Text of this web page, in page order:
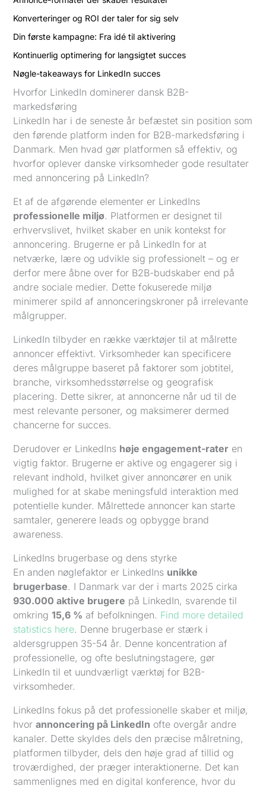
Konverteringer og ROI der taler for sig selv
Din første kampagne: Fra idé til aktivering
Kontinuerlig optimering for langsigtet succes
Nøgle-takeaways for LinkedIn succes
Hvorfor LinkedIn dominerer dansk B2B-
markedsføring
LinkedIn har i de seneste år befæstet sin position som
den førende platform inden for B2B-markedsføring i
Danmark. Men hvad gør platformen så effektiv, og
hvorfor oplever danske virksomheder gode resultater
med annoncering på LinkedIn?
Et af de afgørende elementer er LinkedIns
professionelle miljø. Platformen er designet til
erhvervslivet, hvilket skaber en unik kontekst for
annoncering. Brugerne er på LinkedIn for at
netværke, lære og udvikle sig professionelt – og er
derfor mere åbne over for B2B-budskaber end på
andre sociale medier. Dette fokuserede miljø
minimerer spild af annonceringskroner på irrelevante
målgrupper.
LinkedIn tilbyder en række værktøjer til at målrette
annoncer effektivt. Virksomheder kan specificere
deres målgruppe baseret på faktorer som jobtitel,
branche, virksomhedsstørrelse og geografisk
placering. Dette sikrer, at annoncerne når ud til de
mest relevante personer, og maksimerer dermed
chancerne for succes.
Derudover er LinkedIns høje engagement-rater en
vigtig faktor. Brugerne er aktive og engagerer sig i
relevant indhold, hvilket giver annoncører en unik
mulighed for at skabe meningsfuld interaktion med
potentielle kunder. Målrettede annoncer kan starte
samtaler, generere leads og opbygge brand
awareness.
LinkedIns brugerbase og dens styrke
En anden nøglefaktor er LinkedIns unikke
brugerbase. I Danmark var der i marts 2025 cirka
930.000 aktive brugere på LinkedIn, svarende til
omkring15,6 % af befolkningen. Find more detailed
statistics here. Denne brugerbase er stærk i
aldersgruppen 35-54 år. Denne koncentration af
professionelle, og ofte beslutningstagere, gør
LinkedIn til et uundværligt værktøj for B2B-
virksomheder.
LinkedIns fokus på det professionelle skaber et miljø,
hvorannoncering på LinkedIn ofte overgår andre
kanaler. Dette skyldes dels den præcise målretning,
platformen tilbyder, dels den høje grad af tillid og
troværdighed, der præger interaktionerne. Det kan
sammenlignes med en digital konference, hvor du